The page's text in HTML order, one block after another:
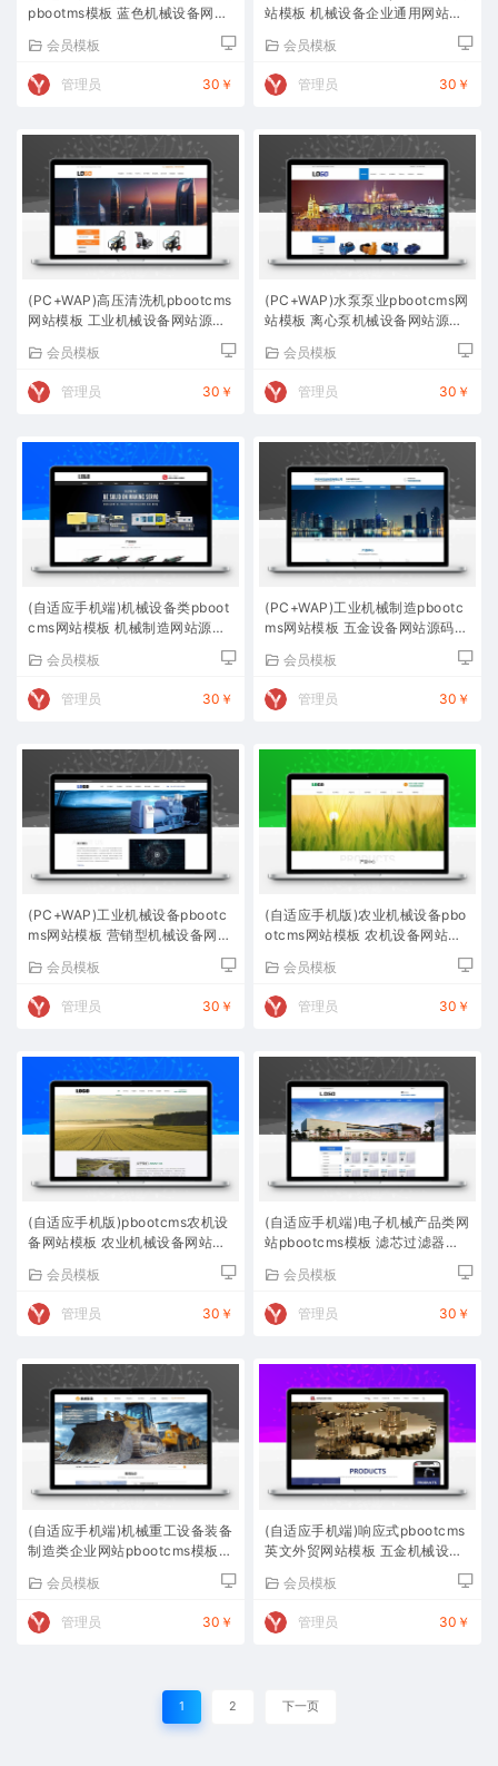
pbootms模板 蓝色机械设备网站
会员模板
管理员 30￥
站模板 机械设备企业通用网站源
会员模板
管理员 30￥
(PC+WAP)高压清洗机pbootcms
网站模板 工业机械设备网站源码
会员模板
管理员 30￥
(PC+WAP)水泵泵业pbootcms网
站模板 离心泵机械设备网站源码
会员模板
管理员 30￥
(自适应手机端)机械设备类pboot
cms网站模板 机械制造网站源码
会员模板
管理员 30￥
(PC+WAP)工业机械制造pbootc
ms网站模板 五金设备网站源码下
会员模板
管理员 30￥
(PC+WAP)工业机械设备pbootc
ms网站模板 营销型机械设备网站
会员模板
管理员 30￥
(自适应手机版)农业机械设备pbo
otcms网站模板 农机设备网站源
会员模板
管理员 30￥
(自适应手机版)pbootcms农机设
备网站模板 农业机械设备网站源
会员模板
管理员 30￥
(自适应手机端)电子机械产品类网
站pbootcms模板 滤芯过滤器网
会员模板
管理员 30￥
(自适应手机端)机械重工设备装备
制造类企业网站pbootcms模板
会员模板
管理员 30￥
(自适应手机端)响应式pbootcms
英文外贸网站模板 五金机械设备
会员模板
管理员 30￥
1 2 下一页